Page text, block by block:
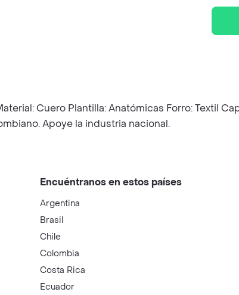
Cuero Plantilla: Anatómicas Forro: Textil
Apoye la industria nacional.
Encuéntranos en estos países
Argentina
Brasil
Chile
Colombia
Costa Rica
Ecuador